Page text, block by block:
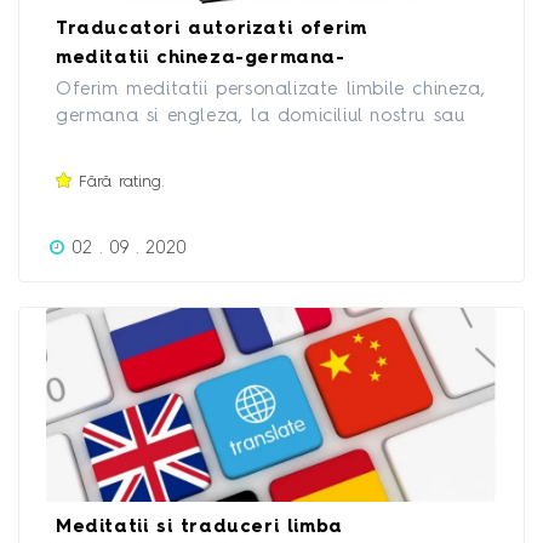
Traducatori autorizati oferim
meditatii chineza-germana-
engleza
Oferim meditatii personalizate limbile chineza,
germana si engleza, la domiciliul nostru sau
Fără rating.
02 . 09 . 2020
Meditatii si traduceri limba